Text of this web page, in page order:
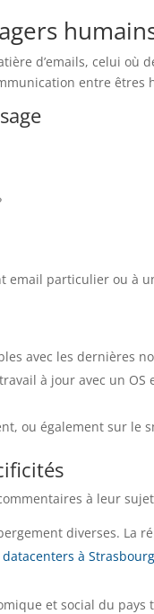
d’emails, celui où
entre êtres
email particulier ou à
avec les dernières
à jour avec un OS
ou également sur le
à leur
diverses. La
à Strasbourg
et social du pays